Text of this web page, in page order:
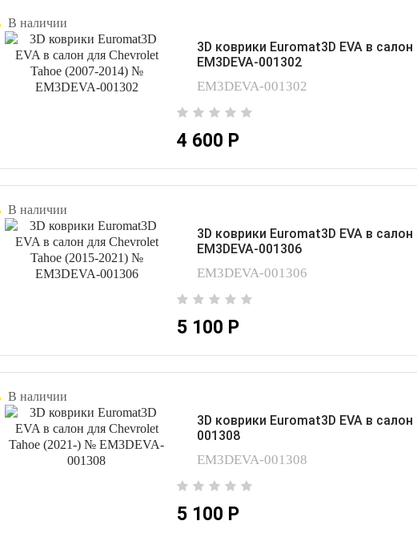
В наличии
3D коврики Euromat3D EVA в
EM3DEVA-001302
EM3DEVA-001302
4 600 Р
В наличии
3D коврики Euromat3D EVA в
EM3DEVA-001306
EM3DEVA-001306
5 100 Р
В наличии
3D коврики Euromat3D EVA в
001308
EM3DEVA-001308
5 100 Р